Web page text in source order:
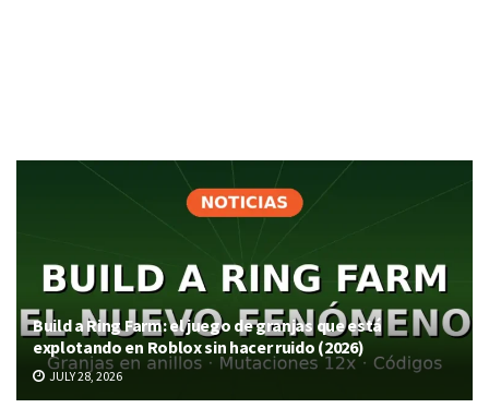
Build a Ring Farm: el juego de granjas que está
explotando en Roblox sin hacer ruido (2026)
JULY 28, 2026